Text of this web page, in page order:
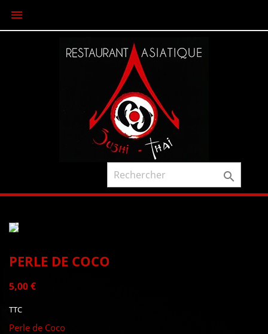


PERLE DE COCO
5,00 €
TTC
Perle de Coco